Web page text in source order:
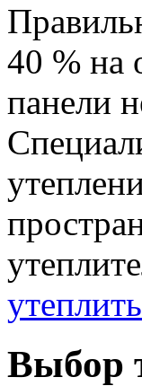
40 % на
панели
Выбор